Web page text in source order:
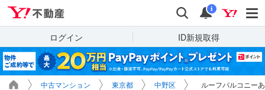
検索 通知
i
ログイン ID新規取得
中古マンション 東京都 中野区 ルーフバルコニー